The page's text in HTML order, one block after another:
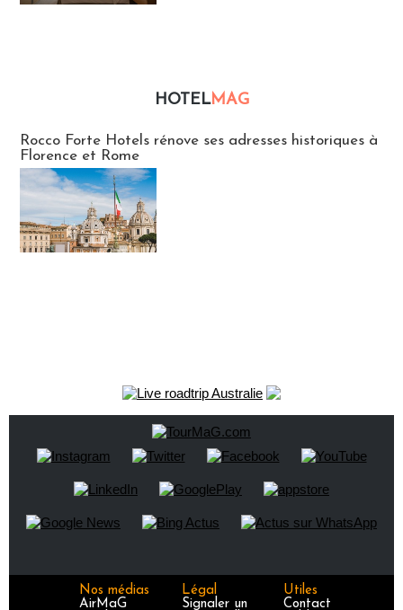
HOTELMAG
Rocco Forte Hotels rénove ses adresses historiques à
Florence et Rome
Nos médias
AirMaG
Légal
Signaler un
Utiles
Contact